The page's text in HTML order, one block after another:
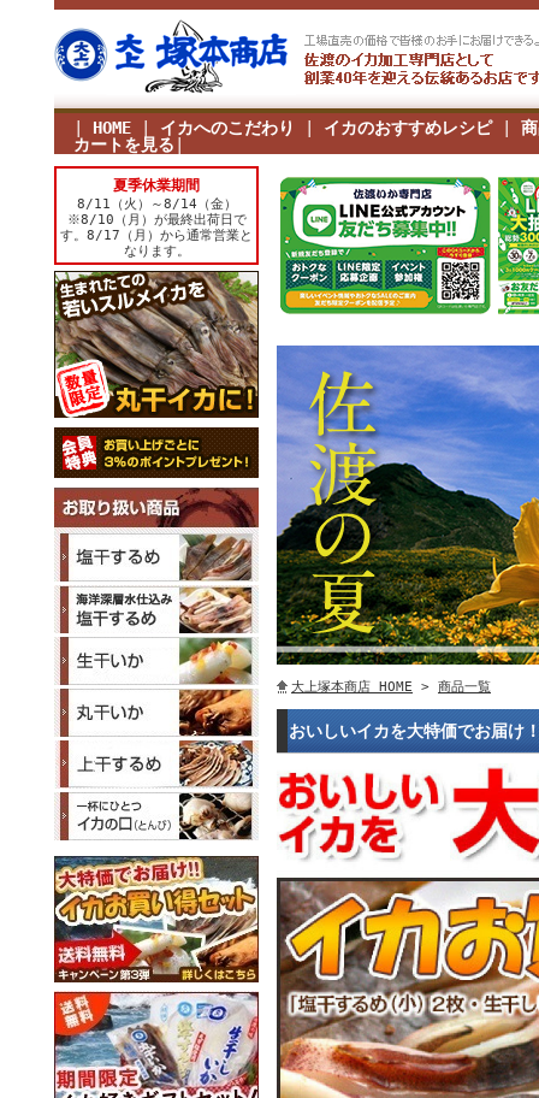
夏季休業期間
8/11（火）～8/14（金）
※8/10（月）が最終出荷日で
す。8/17（月）から通常営業と
なります。
HOME イカへのこだわり イカのおすすめレシピ|
カートを見る
大上塚本商店 HOME > 商品一覧
おいしいイカを大特価でお届け